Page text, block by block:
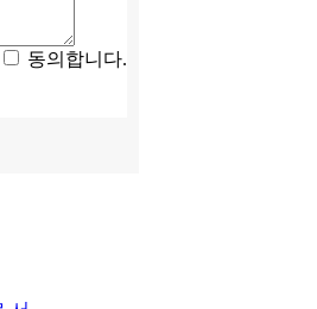
동의합니다.